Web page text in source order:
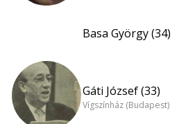
Basa György (34)
Gáti József (33)
Vígszínház (Budapest)